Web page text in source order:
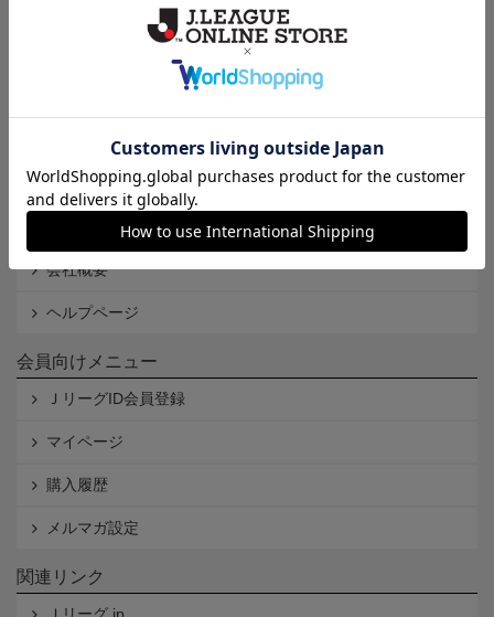
Ｊリーグオンラインストアとは
Cookieポリシー
特定商取引法に基づく表記
古物営業法に基づく表記
会社概要
ヘルプページ
会員向けメニュー
ＪリーグID会員登録
マイページ
購入履歴
メルマガ設定
関連リンク